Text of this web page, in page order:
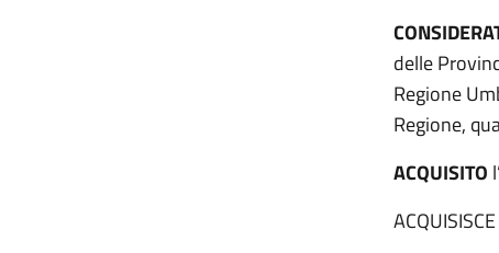
delle
Regione
Regione,
ACQUISITO